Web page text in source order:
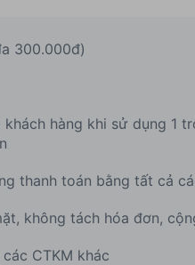
300.000đ)
hàng khi sử dụng 1
thanh toán bằng tất cả
không tách hóa đơn,
CTKM khác